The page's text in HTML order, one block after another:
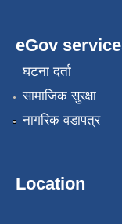
eGov
घटना दर्ता
सामाजिक सुरक्षा
नागरिक वडापत्र
Location